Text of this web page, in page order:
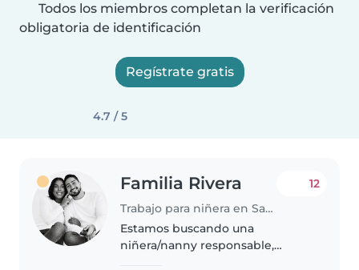
Todos los miembros completan la verificación
obligatoria de identificación
Regístrate gratis
4.7 / 5
Familia Rivera
Trabajo para niñera en Santo Domingo Este
12
Estamos buscando una
niñera/nanny responsable,